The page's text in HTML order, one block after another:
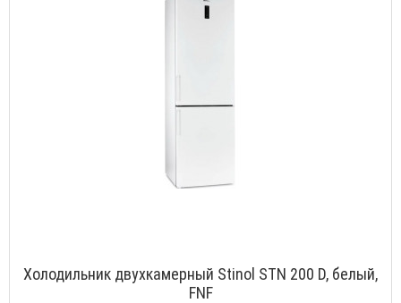
Холодильник двухкамерный Stinol STN 200 D, белый,
FNF